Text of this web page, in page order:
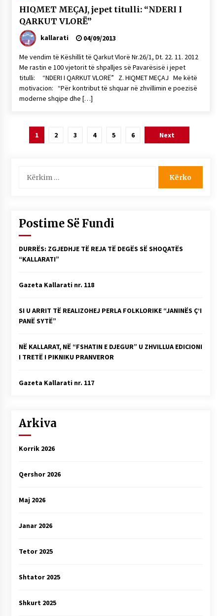
HIQMET MEÇAJ, jepet titulli: “NDERI I
QARKUT VLORË”
kallarati 04/09/2013
Me vendim të Këshillit të Qarkut Vlorë Nr.26/1, Dt. 22. 11. 2012
Me rastin e 100 vjetorit të shpalljes së Pavarësisë i jepet
titulli: “NDERI I QARKUT VLORË” Z. HIQMET MEÇAJ Me këtë
motivacion: “Për kontribut të shquar në zhvillimin e poezisë
moderne shqipe dhe […]
Lëvizje
1 2 3 4 5 6 Next
për:
Postime Së Fundi
DURRËS: ZGJEDHJE TË REJA TË DEGËS SË SHOQATËS
“KALLARATI”
Gazeta Kallarati nr. 118
SI U ARRIT TË REALIZOHEJ PERLA FOLKLORIKE “JANINËS Ç’I
PANË SYTË”
NË KALLARAT, NË “FSHATIN E DJEGUR” U ZHVILLUA EDICIONI
I TRETË I PIKNIKU PRANVEROR
Gazeta Kallarati nr. 117
Arkiva
Korrik 2026
Qershor 2026
Maj 2026
Janar 2026
Tetor 2025
Shtator 2025
Shkurt 2025